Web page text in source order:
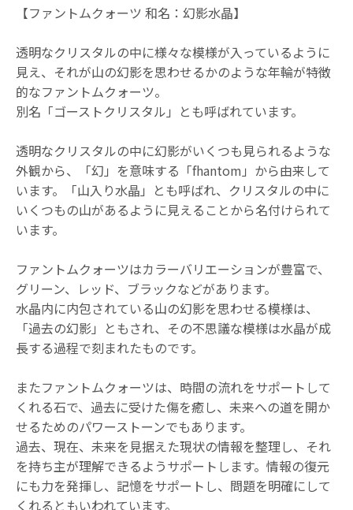
【ファントムクォーツ 和名：幻影水晶】
透明なクリスタルの中に様々な模様が入っているように
見え、それが山の幻影を思わせるかのような年輪が特徴
的なファントムクォーツ。
別名「ゴーストクリスタル」とも呼ばれています。
透明なクリスタルの中に幻影がいくつも見られるような
外観から、「幻」を意味する「fhantom」から由来して
います。「山入り水晶」とも呼ばれ、クリスタルの中に
いくつもの山があるように見えることから名付けられて
います。
ファントムクォーツはカラーバリエーションが豊富で、
グリーン、レッド、ブラックなどがあります。
水晶内に内包されている山の幻影を思わせる模様は、
「過去の幻影」ともされ、その不思議な模様は水晶が成
長する過程で刻まれたものです。
またファントムクォーツは、時間の流れをサポートして
くれる石で、過去に受けた傷を癒し、未来への道を開か
せるためのパワーストーンでもあります。
過去、現在、未来を見据えた現状の情報を整理し、それ
を持ち主が理解できるようサポートします。情報の復元
にも力を発揮し、記憶をサポートし、問題を明確にして
くれるともいわれています。